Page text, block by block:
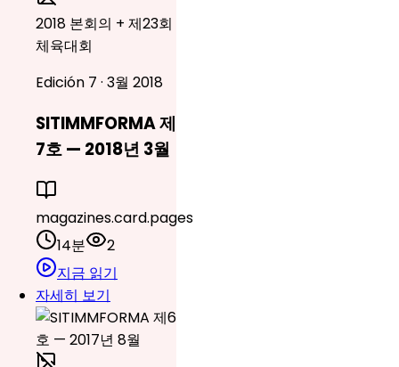
2018 본회의 + 제23회
체육대회
Edición 7 · 3월 2018
SITIMMFORMA 제
7호 — 2018년 3월
magazines.card.pages
14분
2
지금 읽기
자세히 보기